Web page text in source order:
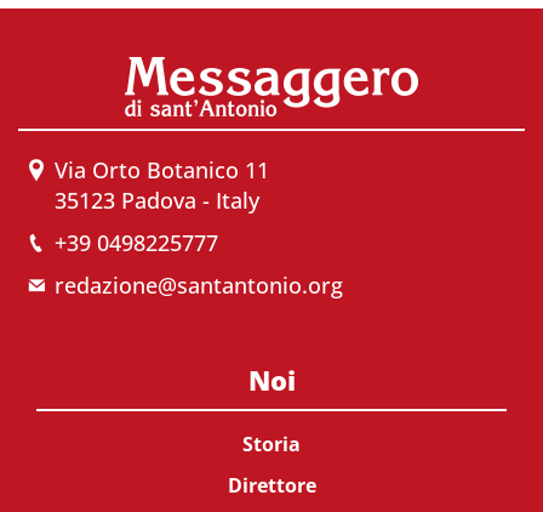
Via Orto Botanico 11
35123 Padova - Italy
+39 0498225777
redazione@santantonio.org
Noi
Storia
Direttore